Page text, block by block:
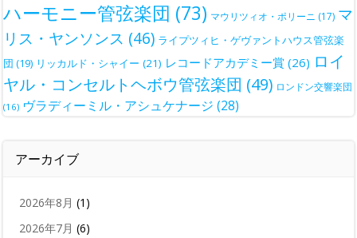
ハーモニー管弦楽団 (73) マウリツィオ・ポリーニ (17) マ
リス・ヤンソンス (46) ライプツィヒ・ゲヴァントハウス管弦楽
団 (19) リッカルド・シャイー (21) レコードアカデミー賞 (26) ロイ
ヤル・コンセルトヘボウ管弦楽団 (49) ロンドン交響楽団
(16) ヴラディーミル・アシュケナージ (28)
アーカイブ
2026年8月 (1)
2026年7月 (6)